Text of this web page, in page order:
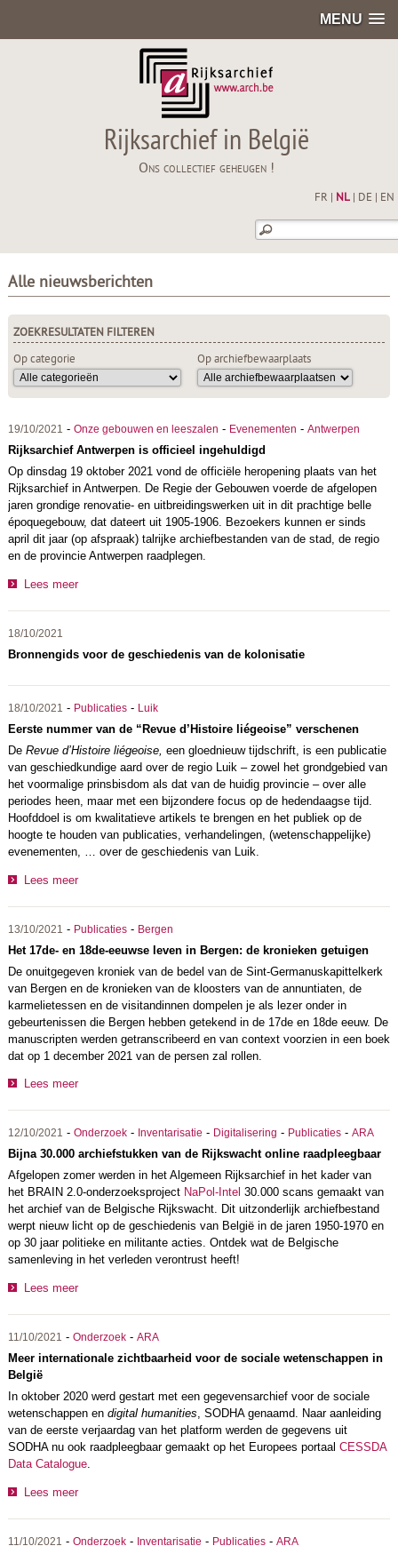
MENU
Rijksarchief in België
Ons collectief geheugen !
FR NL| DE EN
Alle nieuwsberichten
ZOEKRESULTATEN FILTEREN
Op categorie
Op archiefbewaarplaats
19/10/2021 - Onze gebouwen en leeszalen - Evenementen - Antwerpen
Rijksarchief Antwerpen is officieel ingehuldigd
Op dinsdag 19 oktober 2021 vond de officiële heropening plaats van het
Rijksarchief in Antwerpen. De Regie der Gebouwen voerde de afgelopen
jaren grondige renovatie- en uitbreidingswerken uit in dit prachtige belle
époquegebouw, dat dateert uit 1905-1906. Bezoekers kunnen er sinds
april dit jaar (op afspraak) talrijke archiefbestanden van de stad, de regio
en de provincie Antwerpen raadplegen.
Lees meer
18/10/2021
Bronnengids voor de geschiedenis van de kolonisatie
18/10/2021 - Publicaties- Luik
Eerste nummer van de “Revue d’Histoire liégeoise” verschenen
De Revue d’Histoire liégeoise, een gloednieuw tijdschrift, is een publicatie
van geschiedkundige aard over de regio Luik – zowel het grondgebied van
het voormalige prinsbisdom als dat van de huidig provincie – over alle
periodes heen, maar met een bijzondere focus op de hedendaagse tijd.
Hoofddoel is om kwalitatieve artikels te brengen en het publiek op de
hoogte te houden van publicaties, verhandelingen, (wetenschappelijke)
evenementen, … over de geschiedenis van Luik.
Lees meer
13/10/2021 - Publicaties- Bergen
Het 17de- en 18de-eeuwse leven in Bergen: de kronieken getuigen
De onuitgegeven kroniek van de bedel van de Sint-Germanuskapittelkerk
van Bergen en de kronieken van de kloosters van de annuntiaten, de
karmelietessen en de visitandinnen dompelen je als lezer onder in
gebeurtenissen die Bergen hebben getekend in de 17de en 18de eeuw. De
manuscripten werden getranscribeerd en van context voorzien in een boek
dat op 1 december 2021 van de persen zal rollen.
Lees meer
12/10/2021 - Onderzoek- Inventarisatie - Digitalisering - Publicaties- ARA
Bijna 30.000 archiefstukken van de Rijkswacht online raadpleegbaar
Afgelopen zomer werden in het Algemeen Rijksarchief in het kader van
het BRAIN 2.0-onderzoeksproject NaPol-Intel 30.000 scans gemaakt van
het archief van de Belgische Rijkswacht. Dit uitzonderlijk archiefbestand
werpt nieuw licht op de geschiedenis van België in de jaren 1950-1970 en
op 30 jaar politieke en militante acties. Ontdek wat de Belgische
samenleving in het verleden verontrust heeft!
Lees meer
11/10/2021 - Onderzoek- ARA
Meer internationale zichtbaarheid voor de sociale wetenschappen in
België
In oktober 2020 werd gestart met een gegevensarchief voor de sociale
wetenschappen en digital humanities, SODHA genaamd. Naar aanleiding
van de eerste verjaardag van het platform werden de gegevens uit
SODHA nu ook raadpleegbaar gemaakt op het Europees portaal CESSDA
Data Catalogue.
Lees meer
11/10/2021 - Onderzoek- Inventarisatie - Publicaties- ARA